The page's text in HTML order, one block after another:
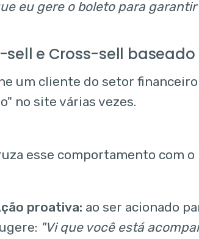
eu gere o boleto para
sell e Cross-sell
um cliente do setor financeiro
no site várias vezes.
esse comportamento com
proativa: ao ser acionado
"Vi que você está